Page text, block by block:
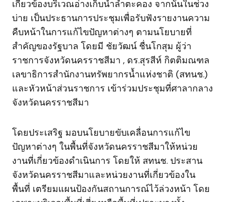
เกี่ยวข้องบริเวณอ่างเก็บน้ำลำตะคอง จากนั้นในช่วง
บ่าย เป็นประธานการประชุมเพื่อรับฟังรายงานความ
คืบหน้าในการแก้ไขปัญหาต่างๆ ตามนโยบายที่
สำคัญของรัฐบาล โดยมี ชัยวัฒน์ ชื่นโกสุม ผู้ว่า
ราชการจังหวัดนครราชสีมา , ดร.สุรสีห์ กิตติมณฑล
เลขาธิการสำนักงานทรัพยากรน้ำแห่งชาติ (สทนช.)
และหัวหน้าส่วนราชการ เข้าร่วมประชุมที่ศาลากลาง
จังหวัดนครราชสีมา
โดยประเสริฐ มอบนโยบายขับเคลื่อนการแก้ไข
ปัญหาต่างๆ ในพื้นที่จังหวัดนครราชสีมาให้หน่วย
งานที่เกี่ยวข้องดำเนินการ โดยให้ สทนช. ประสาน
จังหวัดนครราชสีมาและหน่วยงานที่เกี่ยวข้องใน
พื้นที่ เตรียมแผนป้องกันสถานการณ์ไว้ล่วงหน้า โดย